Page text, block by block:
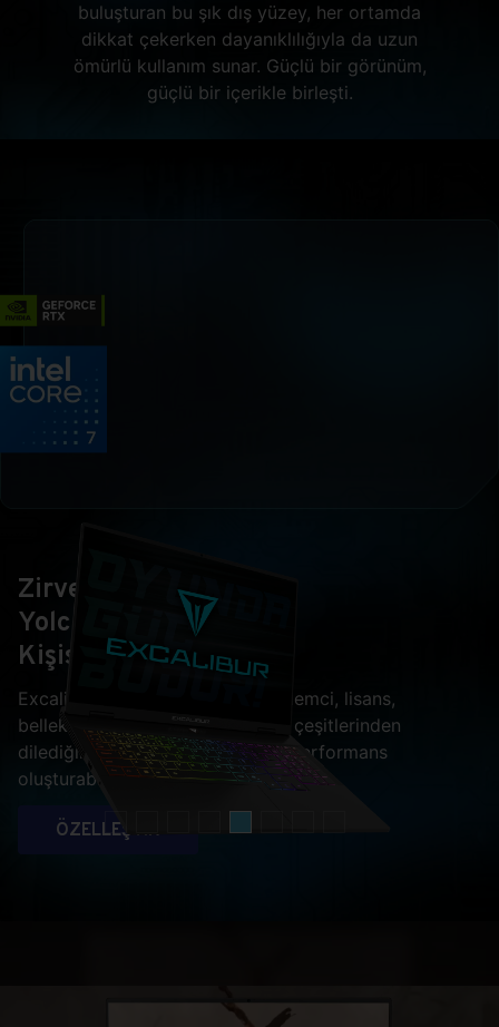
buluşturan bu şık dış yüzey, her ortamda
dikkat çekerken dayanıklılığıyla da uzun
ömürlü kullanım sunar. Güçlü bir görünüm,
güçlü bir içerikle birleşti.
Zirve
Yolculuğunuzu
Kişiselleştirin
Excalibur G915 ile ekran kartı, işlemci, lisans,
bellek, depolama ve hatta ekran çeşitlerinden
dilediğini seçip kendine özel bir performans
oluşturabilirsiniz.
ÖZELLEŞTİR